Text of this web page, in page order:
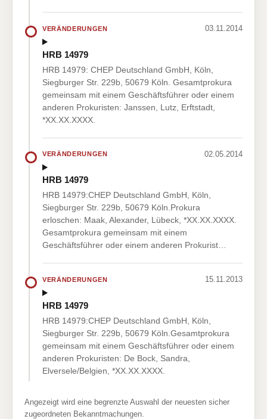
VERÄNDERUNGEN 03.11.2014
HRB 14979
HRB 14979: CHEP Deutschland GmbH, Köln,
Siegburger Str. 229b, 50679 Köln. Gesamtprokura
gemeinsam mit einem Geschäftsführer oder einem
anderen Prokuristen: Janssen, Lutz, Erftstadt,
*XX.XX.XXXX.
VERÄNDERUNGEN 02.05.2014
HRB 14979
HRB 14979:CHEP Deutschland GmbH, Köln,
Siegburger Str. 229b, 50679 Köln.Prokura
erloschen: Maak, Alexander, Lübeck, *XX.XX.XXXX.
Gesamtprokura gemeinsam mit einem
Geschäftsführer oder einem anderen Prokurist…
VERÄNDERUNGEN 15.11.2013
HRB 14979
HRB 14979:CHEP Deutschland GmbH, Köln,
Siegburger Str. 229b, 50679 Köln.Gesamtprokura
gemeinsam mit einem Geschäftsführer oder einem
anderen Prokuristen: De Bock, Sandra,
Elversele/Belgien, *XX.XX.XXXX.
Angezeigt wird eine begrenzte Auswahl der neuesten sicher
zugeordneten Bekanntmachungen.